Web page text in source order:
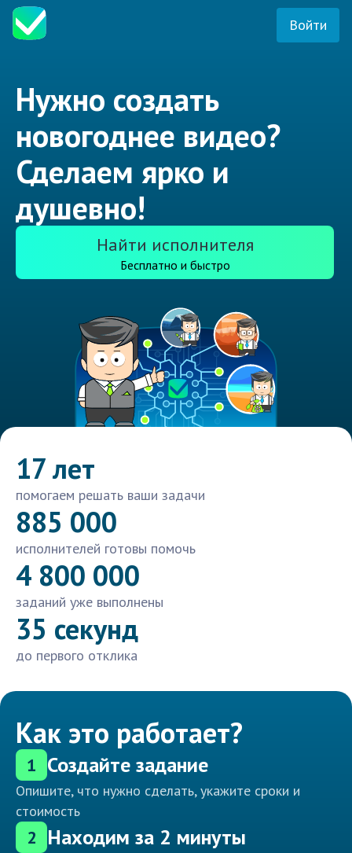
Войти
Нужно создать
новогоднее видео?
Сделаем ярко и
душевно!
Найти исполнителя
Бесплатно и быстро
17 лет
помогаем решать ваши задачи
885 000
исполнителей готовы помочь
4 800 000
заданий уже выполнены
35 секунд
до первого отклика
Как это работает?
1 Создайте задание
Опишите, что нужно сделать, укажите сроки и
стоимость
2 Находим за 2 минуты